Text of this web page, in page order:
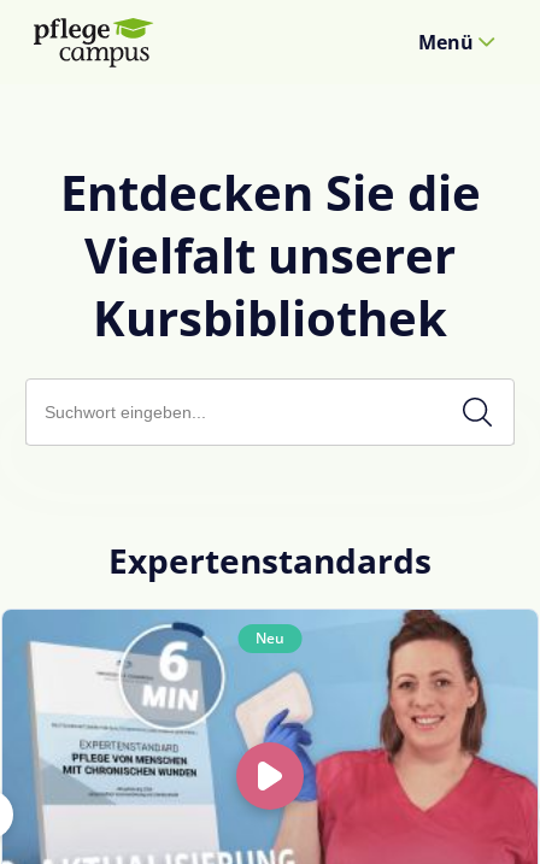
Menü
Entdecken Sie die
Vielfalt unserer
Kursbibliothek
Expertenstandards
Neu